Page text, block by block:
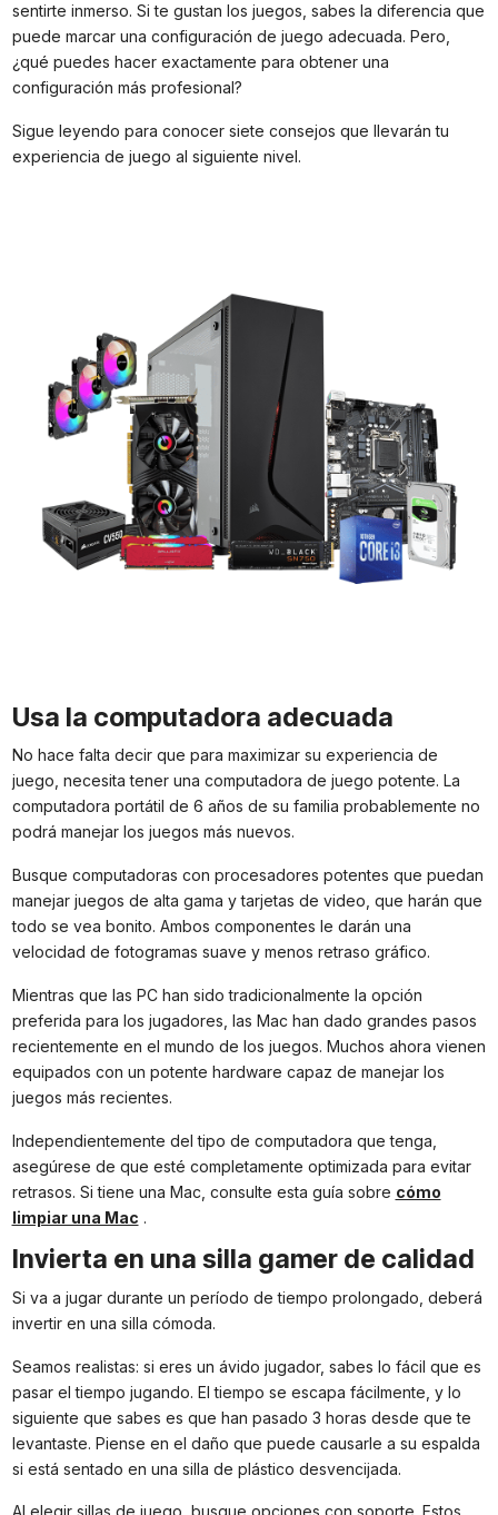
sentirte inmerso. Si te gustan los juegos, sabes la diferencia que
puede marcar una configuración de juego adecuada. Pero,
¿qué puedes hacer exactamente para obtener una
configuración más profesional?
Sigue leyendo para conocer siete consejos que llevarán tu
experiencia de juego al siguiente nivel.
Usa la computadora adecuada
No hace falta decir que para maximizar su experiencia de
juego, necesita tener una computadora de juego potente. La
computadora portátil de 6 años de su familia probablemente no
podrá manejar los juegos más nuevos.
Busque computadoras con procesadores potentes que puedan
manejar juegos de alta gama y tarjetas de video, que harán que
todo se vea bonito. Ambos componentes le darán una
velocidad de fotogramas suave y menos retraso gráfico.
Mientras que las PC han sido tradicionalmente la opción
preferida para los jugadores, las Mac han dado grandes pasos
recientemente en el mundo de los juegos. Muchos ahora vienen
equipados con un potente hardware capaz de manejar los
juegos más recientes.
Independientemente del tipo de computadora que tenga,
asegúrese de que esté completamente optimizada para evitar
retrasos. Si tiene una Mac, consulte esta guía sobre cómo
limpiar una Mac .
Invierta en una silla gamer de calidad
Si va a jugar durante un período de tiempo prolongado, deberá
invertir en una silla cómoda.
Seamos realistas: si eres un ávido jugador, sabes lo fácil que es
pasar el tiempo jugando. El tiempo se escapa fácilmente, y lo
siguiente que sabes es que han pasado 3 horas desde que te
levantaste. Piense en el daño que puede causarle a su espalda
si está sentado en una silla de plástico desvencijada.